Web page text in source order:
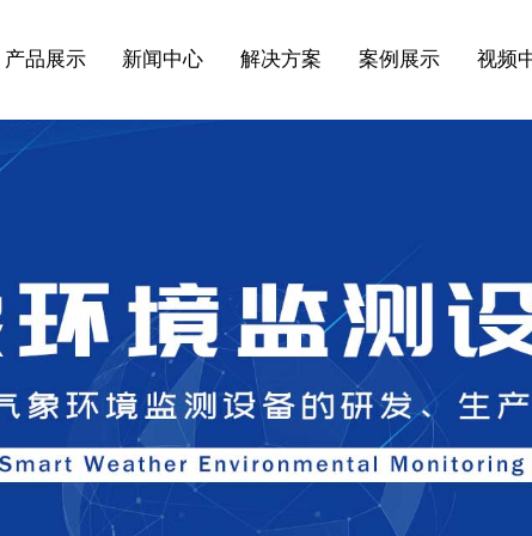
产品展示 新闻中心 解决方案 案例展示 视频